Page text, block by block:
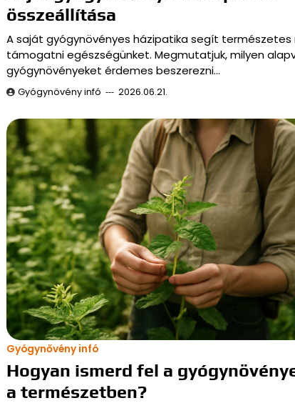
összeállítása
A saját gyógynövényes házipatika segít természetes
támogatni egészségünket. Megmutatjuk, milyen
gyógynövényeket érdemes beszerezni…
Gyógynövény infó 2026.06.21.
Gyógynővény infó
Hogyan ismerd fel a
a természetben?